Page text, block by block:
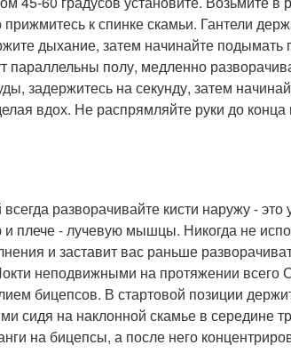
к спинке скамьи. Гантели
дыхание, затем начинайте
параллельны полу, медленно
задержитесь на секунду, затем
вдох. Не распрямляйте руки до
разворачивайте кисти наружу -
и плече - лучевую мышцы. Никогда не
и заставит вас раньше
неподвижными на протяжении всего
бицепсов. В стартовой позиции
сидя на наклонной скамье в
на бицепсы, а после него